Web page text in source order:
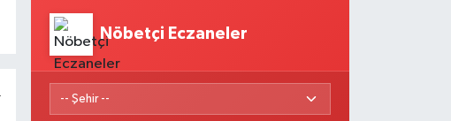
Nöbetçi Eczaneler